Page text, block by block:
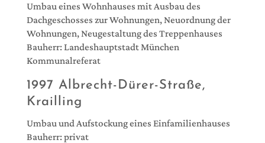
Umbau eines Wohnhauses mit Ausbau des
Dachgeschosses zur Wohnungen, Neuordnung der
Wohnungen, Neugestaltung des Treppenhauses
Bauherr: Landeshauptstadt München
Kommunalreferat
1997 Albrecht-Dürer-Straße,
Krailling
Umbau und Aufstockung eines Einfamilienhauses
Bauherr: privat